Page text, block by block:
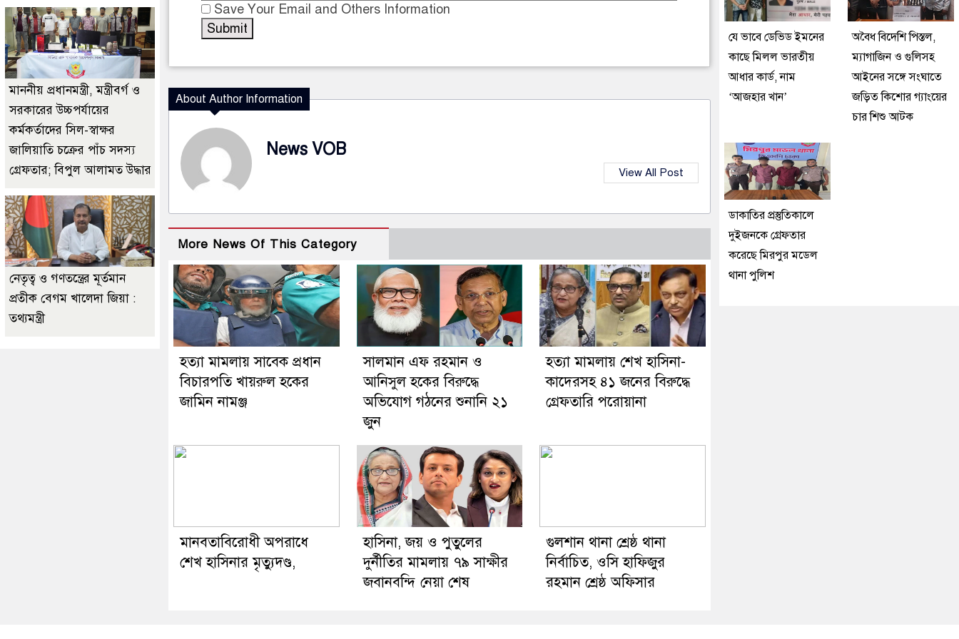
Save Your Email and Others Information
About Author Information
News VOB
View All Post
More News Of This Category
হত্যা মামলায় সাবেক প্রধান
বিচারপতি খায়রুল হকের
জামিন নামঞ্জ
সালমান এফ রহমান ও
আনিসুল হকের বিরুদ্ধে
অভিযোগ গঠনের শুনানি ২১
জুন
হত্যা মামলায় শেখ হাসিনা-
কাদেরসহ ৪১ জনের বিরুদ্ধে
গ্রেফতারি পরোয়ানা
মানবতাবিরোধী অপরাধে
শেখ হাসিনার মৃত্যুদণ্ড,
হাসিনা, জয় ও পুতুলের
দুর্নীতির মামলায় ৭৯ সাক্ষীর
জবানবন্দি নেয়া শেষ
গুলশান থানা শ্রেষ্ঠ থানা
নির্বাচিত, ওসি হাফিজুর
রহমান শ্রেষ্ঠ অফিসার
মাননীয় প্রধানমন্ত্রী, মন্ত্রীবর্গ ও
সরকারের উচ্চপর্যায়ের
কর্মকর্তাদের সিল-স্বাক্ষর
জালিয়াতি চক্রের পাঁচ সদস্য
গ্রেফতার; বিপুল আলামত উদ্ধার
নেতৃত্ব ও গণতন্ত্রের মূর্তমান
প্রতীক বেগম খালেদা জিয়া :
তথ্যমন্ত্রী
যে ভাবে ডেভিড ইমনের
কাছে মিলল ভারতীয়
আধার কার্ড, নাম
‘আজহার খান’
অবৈধ বিদেশি পিস্তল,
ম্যাগাজিন ও গুলিসহ
আইনের সঙ্গে সংঘাতে
জড়িত কিশোর গ্যাংয়ের
চার শিশু আটক
ডাকাতির প্রস্তুতিকালে
দুইজনকে গ্রেফতার
করেছে মিরপুর মডেল
থানা পুলিশ